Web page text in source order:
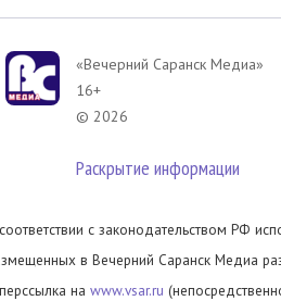
«Вечерний Саранск Mедиа»
16+
© 2026
Раскрытие информации
с законодательством РФ
в Вечерний Саранск Медиа
на www.vsar.ru